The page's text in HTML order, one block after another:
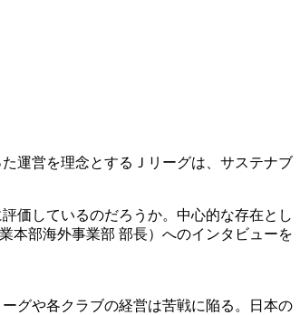
運営を理念とするＪリーグは、サステナブ
価しているのだろうか。中心的な存在とし
本部海外事業部 部長）へのインタビューを
グや各クラブの経営は苦戦に陥る。日本の